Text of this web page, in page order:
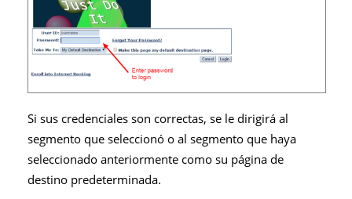
Si sus credenciales son correctas, se le dirigirá al
segmento que seleccionó o al segmento que haya
seleccionado anteriormente como su página de
destino predeterminada.